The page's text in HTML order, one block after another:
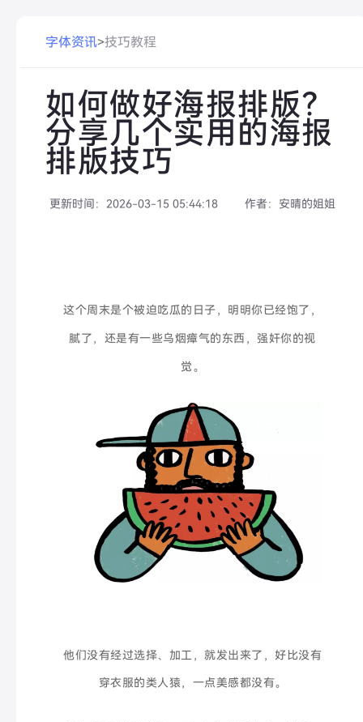
字体资讯>技巧教程
如何做好海报排版？
分享几个实用的海报
排版技巧
更新时间： 2026-03-15 05:44:18 作者： 安晴的姐姐
这个周末是个被迫吃瓜的日子，明明你已经饱了，
腻了，还是有一些乌烟瘴气的东西，强奸你的视
觉。
他们没有经过选择、加工，就发出来了，好比没有
穿衣服的类人猿，一点美感都没有。